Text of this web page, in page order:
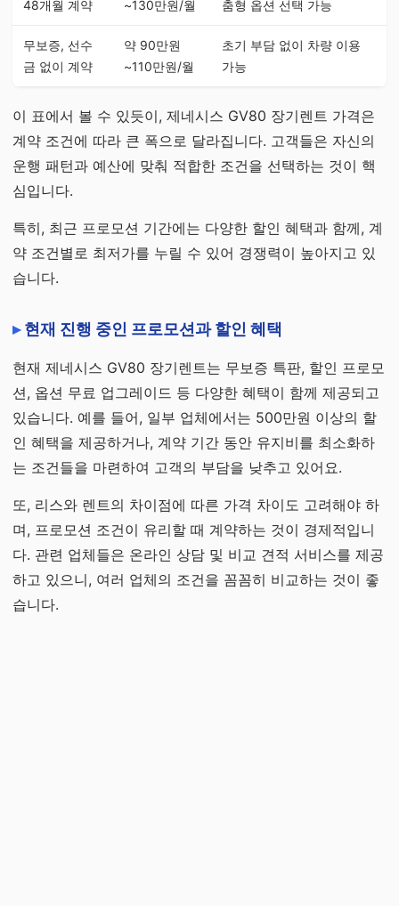
48개월 계약 ~130만원/월 춤형 옵션 선택 가능
무보증, 선수
금 없이 계약
약 90만원
~110만원/월
초기 부담 없이 차량 이용
가능
이 표에서 볼 수 있듯이, 제네시스 GV80 장기렌트 가격은
계약 조건에 따라 큰 폭으로 달라집니다. 고객들은 자신의
운행 패턴과 예산에 맞춰 적합한 조건을 선택하는 것이 핵
심입니다.
특히, 최근 프로모션 기간에는 다양한 할인 혜택과 함께, 계
약 조건별로 최저가를 누릴 수 있어 경쟁력이 높아지고 있
습니다.
현재 진행 중인 프로모션과 할인 혜택
현재 제네시스 GV80 장기렌트는 무보증 특판, 할인 프로모
션, 옵션 무료 업그레이드 등 다양한 혜택이 함께 제공되고
있습니다. 예를 들어, 일부 업체에서는 500만원 이상의 할
인 혜택을 제공하거나, 계약 기간 동안 유지비를 최소화하
는 조건들을 마련하여 고객의 부담을 낮추고 있어요.
또, 리스와 렌트의 차이점에 따른 가격 차이도 고려해야 하
며, 프로모션 조건이 유리할 때 계약하는 것이 경제적입니
다. 관련 업체들은 온라인 상담 및 비교 견적 서비스를 제공
하고 있으니, 여러 업체의 조건을 꼼꼼히 비교하는 것이 좋
습니다.